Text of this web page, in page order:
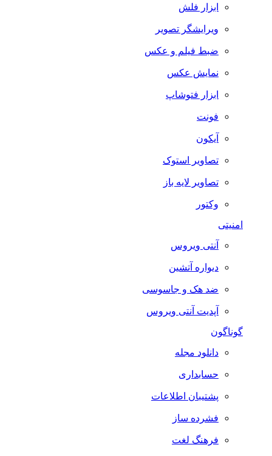
ابزار فلش
ویرایشگر تصویر
ضبط فيلم و عكس
نمایش عکس
ابزار فتوشاپ
فونت
آیکون
تصاویر استوک
تصاویر لایه باز
وکتور
امنیتی
آنتی ویروس
دیواره آتشین
ضد هک و جاسوسی
آپدیت آنتی ویروس
گوناگون
دانلود مجله
حسابداری
پشتیبان اطلاعات
فشرده ساز
فرهنگ لغت